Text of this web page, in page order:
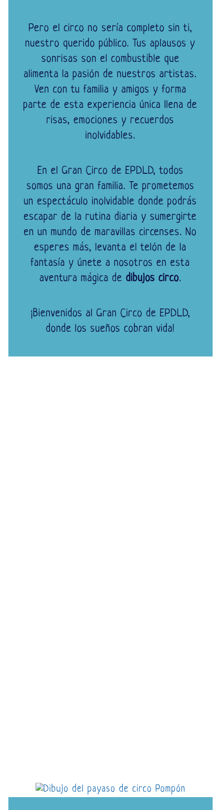
Pero el circo no sería completo sin ti,
nuestro querido público. Tus aplausos y
sonrisas son el combustible que
alimenta la pasión de nuestros artistas.
Ven con tu familia y amigos y forma
parte de esta experiencia única llena de
risas, emociones y recuerdos
inolvidables.
En el Gran Circo de EPDLD, todos
somos una gran familia. Te prometemos
un espectáculo inolvidable donde podrás
escapar de la rutina diaria y sumergirte
en un mundo de maravillas circenses. No
esperes más, levanta el telón de la
fantasía y únete a nosotros en esta
aventura mágica de dibujos circo.
¡Bienvenidos al Gran Circo de EPDLD,
donde los sueños cobran vida!